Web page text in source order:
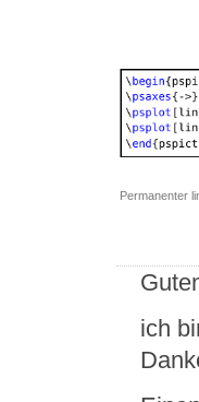
Permanenter
ich